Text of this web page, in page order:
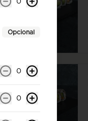
Opcional
0
0